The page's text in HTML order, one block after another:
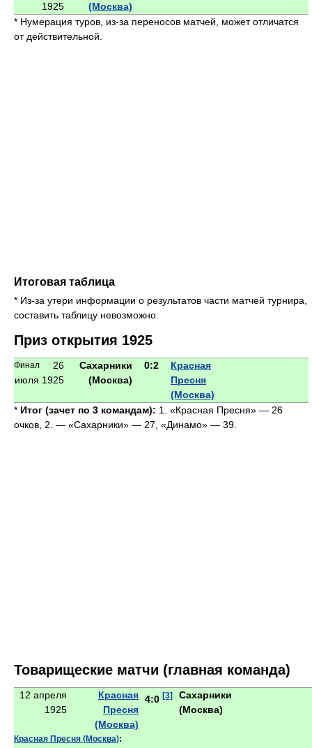
1925
(Москва)
* Нумерация туров, из-за переносов матчей, может отличатся
от действительной.
Итоговая таблица
* Из-за утери информации о результатов части матчей турнира,
составить таблицу невозможно.
Приз открытия 1925
Финал
26
июля 1925
Сахарники
(Москва)
0:2
Красная
Пресня
(Москва)
* Итог (зачет по 3 командам): 1. «Красная Пресня» — 26
очков, 2. — «Сахарники» — 27, «Динамо» — 39.
Товарищеские матчи (главная команда)
12 апреля
1925
Красная
Пресня
(Москва)
4:0 [3]
Сахарники
(Москва)
Красная Пресня (Москва):